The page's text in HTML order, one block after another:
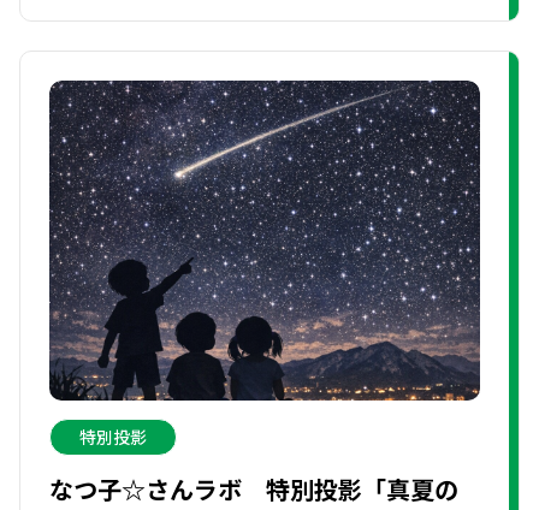
特別投影
なつ子☆さんラボ 特別投影「真夏の